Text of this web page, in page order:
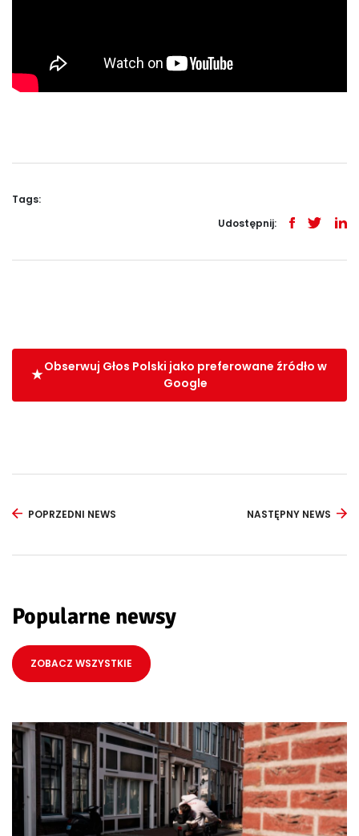
Tags:
Udostępnij:
Obserwuj Głos Polski jako preferowane źródło w
Google
POPRZEDNI NEWS NASTĘPNY NEWS
Popularne newsy
ZOBACZ WSZYSTKIE